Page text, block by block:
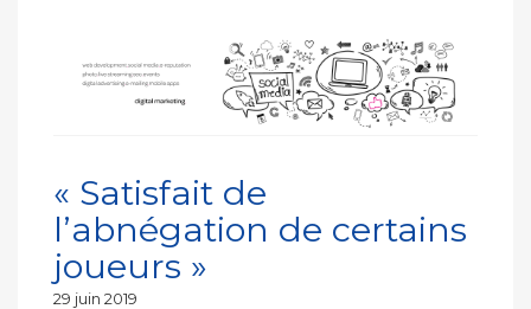
« Satisfait de
l’abnégation de certains
joueurs »
Publié
29 juin 2019